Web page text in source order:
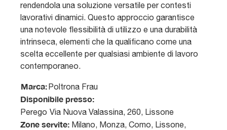
rendendola una soluzione versatile per contesti
lavorativi dinamici. Questo approccio garantisce
una notevole flessibilità di utilizzo e una durabilità
intrinseca, elementi che la qualificano come una
scelta eccellente per qualsiasi ambiente di lavoro
contemporaneo.
Marca:Poltrona Frau
Disponibile presso:
Perego Via Nuova Valassina, 260, Lissone
Zone servite: Milano, Monza, Como, Lissone,